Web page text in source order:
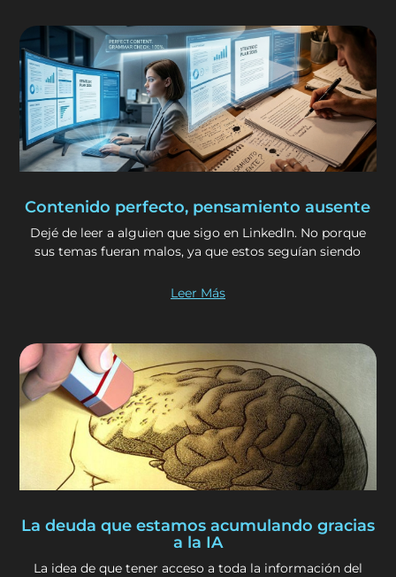
Contenido perfecto, pensamiento ausente
Dejé de leer a alguien que sigo en LinkedIn. No porque
sus temas fueran malos, ya que estos seguían siendo
Leer Más
La deuda que estamos acumulando gracias
a la IA
La idea de que tener acceso a toda la información del